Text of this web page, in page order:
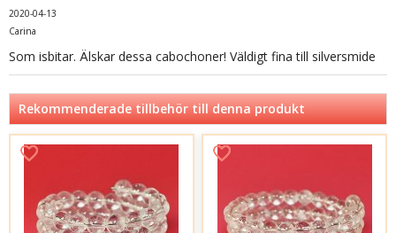
2020-04-13
Carina
Som isbitar. Älskar dessa cabochoner! Väldigt fina till silversmide
Rekommenderade tillbehör till denna produkt